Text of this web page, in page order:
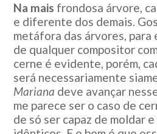
Na mais frondosa árvore,
e diferente dos demais.
metáfora das árvores, para
de qualquer compositor
cerne é evidente, porém,
será necessariamente
Mariana deve avançar
me parece ser o caso de
de só ser capaz de moldar